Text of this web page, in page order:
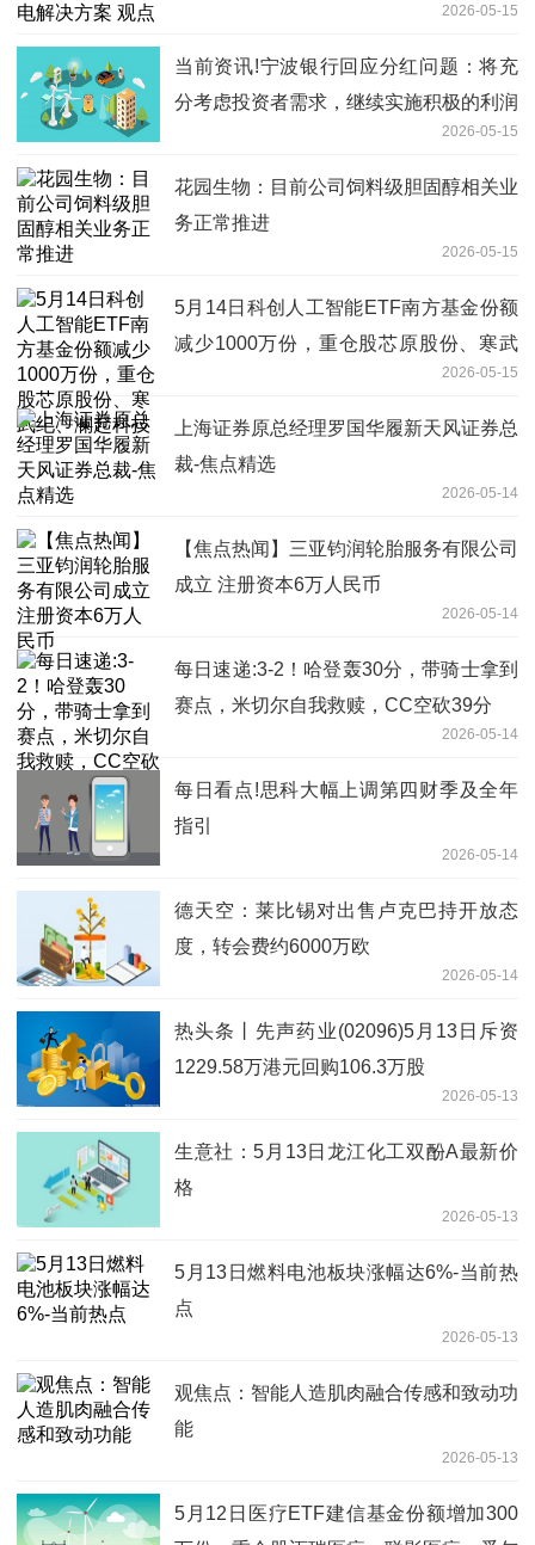
2026-05-15
当前资讯!宁波银行回应分红问题：将充
分考虑投资者需求，继续实施积极的利润
2026-05-15
花园生物：目前公司饲料级胆固醇相关业
务正常推进
2026-05-15
5月14日科创人工智能ETF南方基金份额
减少1000万份，重仓股芯原股份、寒武
2026-05-15
上海证券原总经理罗国华履新天风证券总
裁-焦点精选
2026-05-14
【焦点热闻】三亚钧润轮胎服务有限公司
成立 注册资本6万人民币
2026-05-14
每日速递:3-2！哈登轰30分，带骑士拿到
赛点，米切尔自我救赎，CC空砍39分
2026-05-14
每日看点!思科大幅上调第四财季及全年
指引
2026-05-14
德天空：莱比锡对出售卢克巴持开放态
度，转会费约6000万欧
2026-05-14
热头条丨先声药业(02096)5月13日斥资
1229.58万港元回购106.3万股
2026-05-13
生意社：5月13日龙江化工双酚A最新价
格
2026-05-13
5月13日燃料电池板块涨幅达6%-当前热
点
2026-05-13
观焦点：智能人造肌肉融合传感和致动功
能
2026-05-13
5月12日医疗ETF建信基金份额增加300